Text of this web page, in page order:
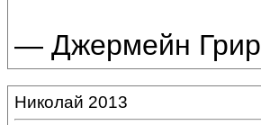
— Джермейн Грир
Николай 2013